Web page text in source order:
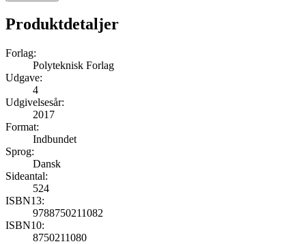
Produktdetaljer
Forlag:
Polyteknisk Forlag
Udgave:
4
Udgivelsesår:
2017
Format:
Indbundet
Sprog:
Dansk
Sideantal:
524
ISBN13:
9788750211082
ISBN10:
8750211080